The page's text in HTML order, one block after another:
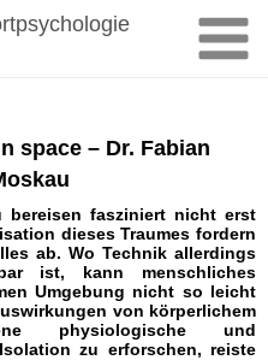
space – Dr. Fabian
bereisen fasziniert nicht erst
dieses Traumes fordern
ab. Wo Technik allerdings
ist, kann menschliches
Umgebung nicht so leicht
von körperlichem
physiologische und
zu erforschen, reiste